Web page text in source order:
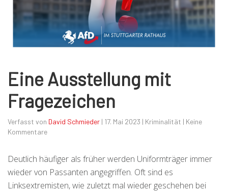
Eine Ausstellung mit
Fragezeichen
Verfasst von David Schmieder | 17. Mai 2023 | Kriminalität | Keine
Kommentare
Deutlich häufiger als früher werden Uniformträger immer
wieder von Passanten angegriffen. Oft sind es
Linksextremisten, wie zuletzt mal wieder geschehen bei